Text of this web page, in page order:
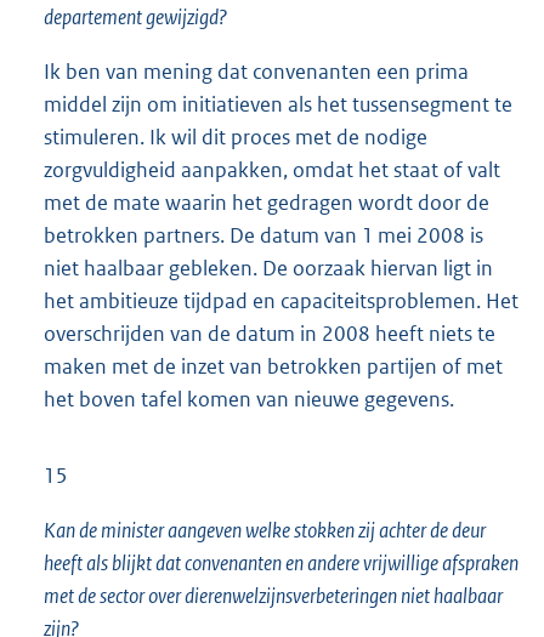
departement gewijzigd?
Ik ben van mening dat convenanten een prima
middel zijn om initiatieven als het tussensegment te
stimuleren. Ik wil dit proces met de nodige
zorgvuldigheid aanpakken, omdat het staat of valt
met de mate waarin het gedragen wordt door de
betrokken partners. De datum van 1 mei 2008 is
niet haalbaar gebleken. De oorzaak hiervan ligt in
het ambitieuze tijdpad en capaciteitsproblemen. Het
overschrijden van de datum in 2008 heeft niets te
maken met de inzet van betrokken partijen of met
het boven tafel komen van nieuwe gegevens.
15
Kan de minister aangeven welke stokken zij achter de deur
heeft als blijkt dat convenanten en andere vrijwillige afspraken
met de sector over dierenwelzijnsverbeteringen niet haalbaar
zijn?